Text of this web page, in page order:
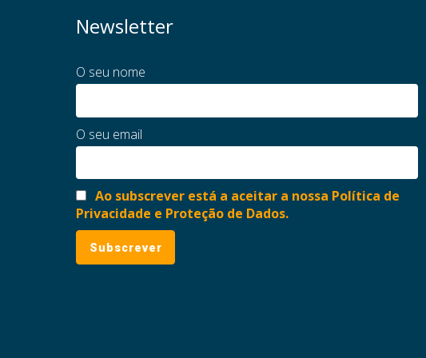
Newsletter
O seu nome
O seu email
Ao subscrever está a aceitar a nossa Política de
Privacidade e Proteção de Dados.